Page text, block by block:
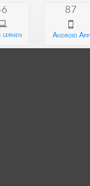
lernen
87
Android App